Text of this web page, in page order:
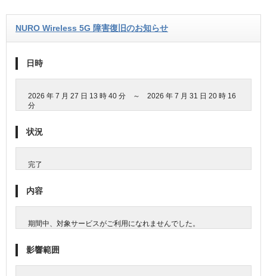
NURO Wireless 5G 障害復旧のお知らせ
日時
2026 年 7 月 27 日 13 時 40 分 ～ 2026 年 7 月 31 日 20 時 16
分
状況
完了
内容
期間中、対象サービスがご利用になれませんでした。
影響範囲